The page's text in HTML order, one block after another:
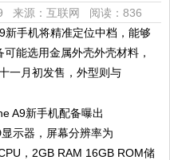
来源：互联网 阅读：836
手机将精准定位中档，能够
能选用金属外壳外壳材料，
一月初发售，外型则与
示器，屏幕分辨率为
，2GB RAM 16GB ROM储